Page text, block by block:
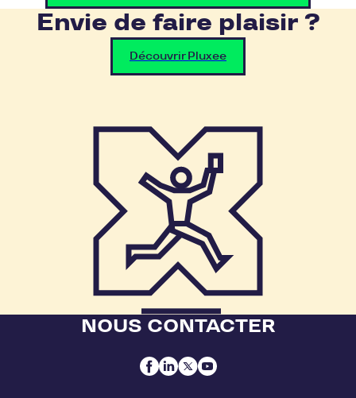
Envie de faire plaisir ?
Découvrir Pluxee
NOUS CONTACTER